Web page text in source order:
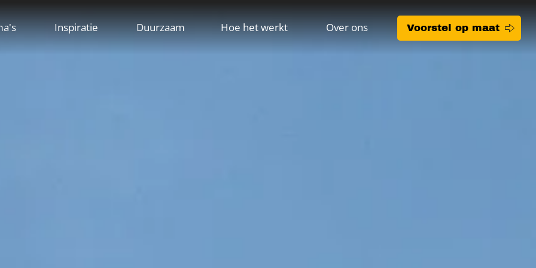
Inspiratie Duurzaam Hoe het werkt Over ons Voorstel op maat